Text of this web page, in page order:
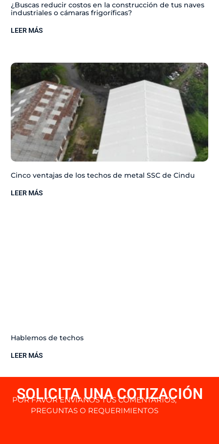
¿Buscas reducir costos en la construcción de tus naves
industriales o cámaras frigoríficas?
LEER MÁS
Cinco ventajas de los techos de metal SSC de Cindu
LEER MÁS
Hablemos de techos
LEER MÁS
SOLICITA UNA COTIZACIÓN
POR FAVOR ENVÍANOS TUS COMENTARIOS,
PREGUNTAS O REQUERIMIENTOS